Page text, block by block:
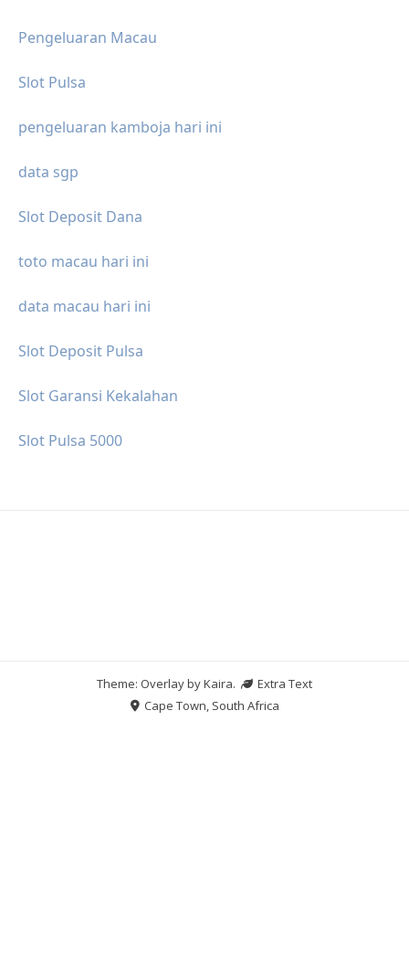
Pengeluaran Macau
Slot Pulsa
pengeluaran kamboja hari ini
data sgp
Slot Deposit Dana
toto macau hari ini
data macau hari ini
Slot Deposit Pulsa
Slot Garansi Kekalahan
Slot Pulsa 5000
Theme: Overlay byKaira.
Extra Text
Cape Town, South Africa